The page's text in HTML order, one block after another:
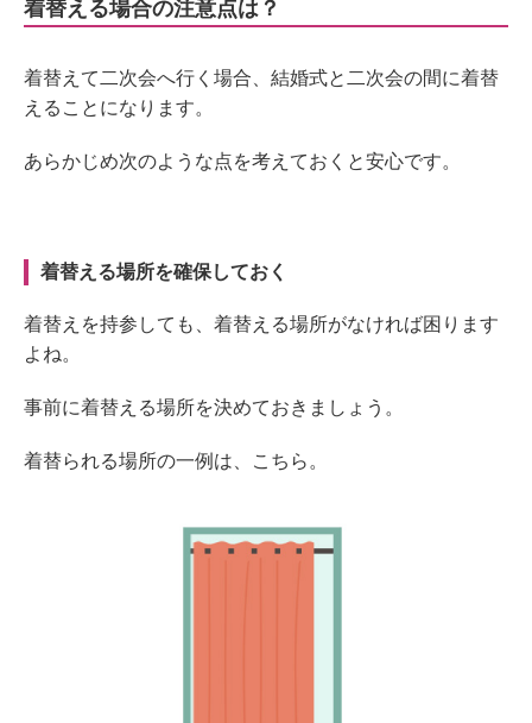
着替える場合の注意点は？
着替えて二次会へ行く場合、結婚式と二次会の間に着替
えることになります。
あらかじめ次のような点を考えておくと安心です。
着替える場所を確保しておく
着替えを持参しても、着替える場所がなければ困ります
よね。
事前に着替える場所を決めておきましょう。
着替られる場所の一例は、こちら。